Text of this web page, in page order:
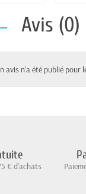
Avis (0)
avis n'a été publié pour
€ d'achats